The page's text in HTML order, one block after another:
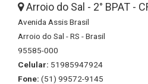
Arroio do Sal - 2° BPAT -
Avenida Assis Brasil
Arroio do Sal - RS - Brasil
95585-000
Celular: 51985947924
Fone: (51) 99572-9145